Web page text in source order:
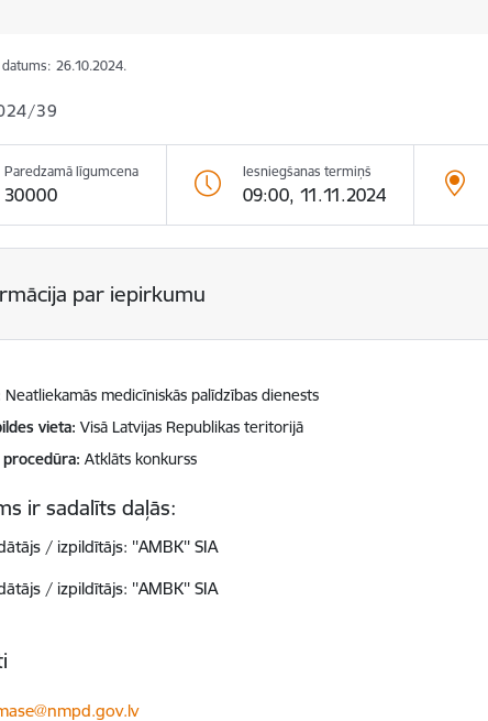
26.10.2024.
39
Paredzamā līgumcena
30000
Iesniegšanas termiņš
09:00, 11.11.2024
par iepirkumu
Neatliekamās medicīniskās palīdzības dienests
vieta Visā Latvijas Republikas teritorijā
Atklāts konkurss
ir sadalīts daļās:
/ izpildītājs: ''AMBK'' SIA
/ izpildītājs: ''AMBK'' SIA